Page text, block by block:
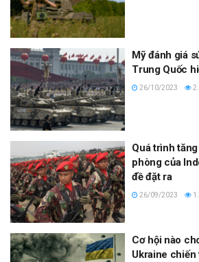
Mỹ đánh giá
Trung Quốc
26/10/2023
Quá trình
phòng của
đề đặt ra
26/09/2023
Cơ hội nào
Ukraine